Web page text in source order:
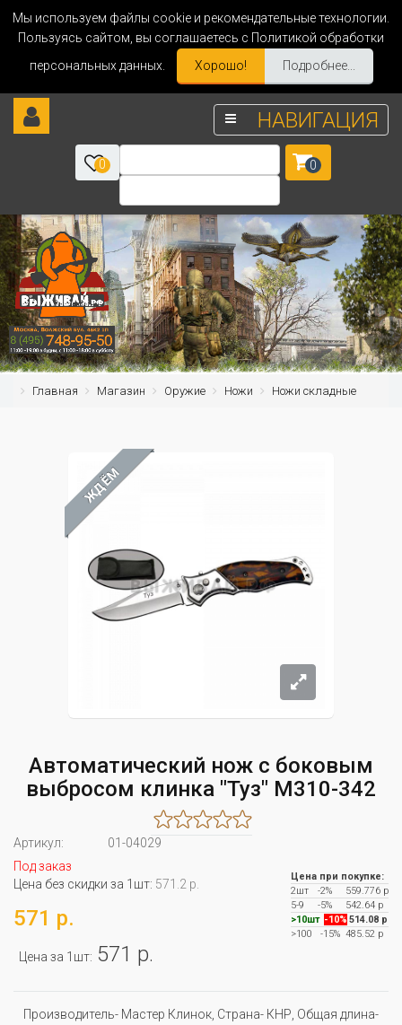
Мы используем файлы cookie и рекомендательные технологии.
Пользуясь сайтом, вы соглашаетесь с Политикой обработки
персональных данных.
Хорошо! Подробнее...
НАВИГАЦИЯ
0 0
Главная Магазин Оружие Ножи Ножи складные
ЖДЁМ
Автоматический нож с боковым
выбросом клинка "Туз" M310-342
Артикул:
01-04029
Под заказ
Цена без скидки за 1шт: 571.2 р.
571 р.
Цена за 1шт: 571 р.
Цена при покупке:
2шт
-2%
559.776 р
5-9
-5%
542.64 р
>10шт -10% 514.08 р
>100
-15% 485.52 р
Производитель- Мастер Клинок, Страна- КНР, Oбщая длина-